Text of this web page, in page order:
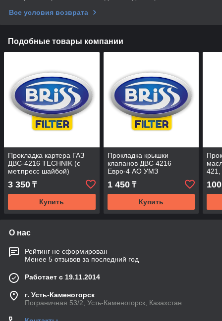
Все условия возврата
Подобные товары компании
Прокладка картера ГАЗ
ДВС-4216 TECHNIK (с
мет.пресс шайбой)
силикон
3 350 ₸
Купить
Прокладка крышки
клапанов ДВС 4216
Евро-4 АО УМЗ
1 450₸
Купить
100
О нас
Рейтинг не сформирован
Менее 5 отзывов за последний год
Работает с 19.11.2014
г. Усть-Каменогорск
Пограничная 53/2, Усть-Каменогорск, Казахстан